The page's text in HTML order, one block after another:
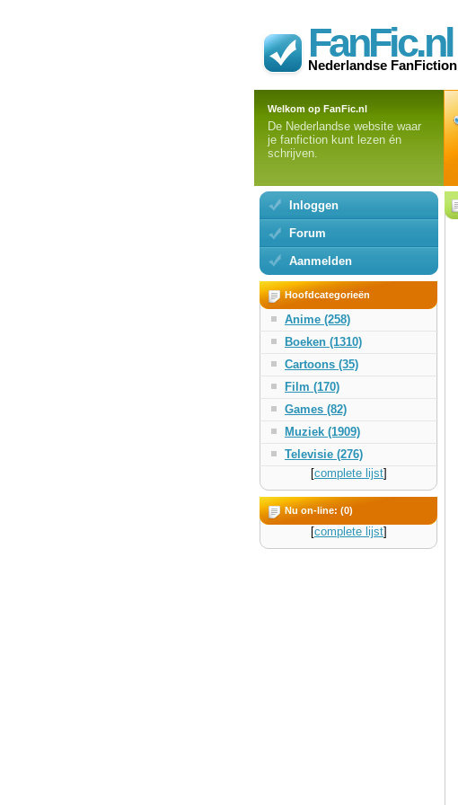
FanFic.nl
Nederlandse FanFiction
Welkom op FanFic.nl
De Nederlandse website waar
je fanfiction kunt lezen én
schrijven.
Inloggen
Forum
Aanmelden
Hoofdcategorieën
Anime (258)
Boeken (1310)
Cartoons (35)
Film (170)
Games (82)
Muziek (1909)
Televisie (276)
[complete lijst]
Nu on-line: (0)
[complete lijst]